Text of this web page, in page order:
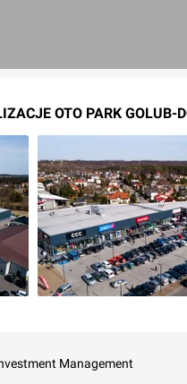
OTO PARK GOLUB-
Management